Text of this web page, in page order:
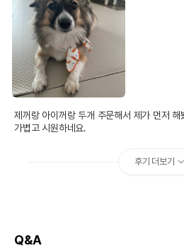
제꺼랑 아이꺼랑 두개 주문해서 제가 먼저 해
가볍고 시원하네요.
후기 더보기
Q&A